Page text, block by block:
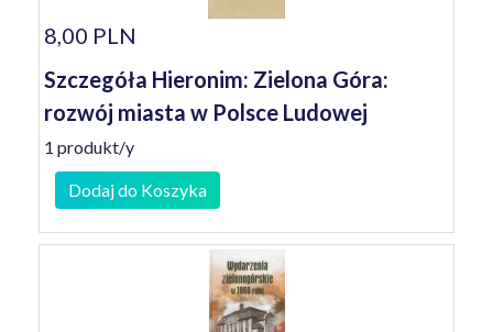
8,00 PLN
Szczegóła Hieronim: Zielona Góra:
rozwój miasta w Polsce Ludowej
1 produkt/y
Dodaj do Koszyka